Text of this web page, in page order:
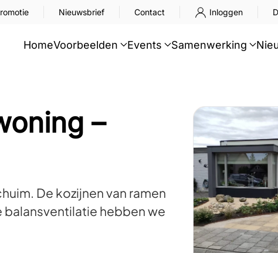
Nieuwsbrief Contact Inloggen
HomeVoorbeelden Events Samenwerking
–
De kozijnen van ramen
hebben we